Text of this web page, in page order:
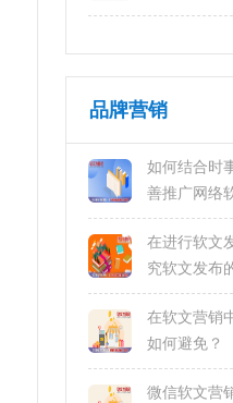
象
品牌营销
如何结合时
善推广网络
在进行软文
究软文发布
势
在软文营销
如何避免？
微信软文营